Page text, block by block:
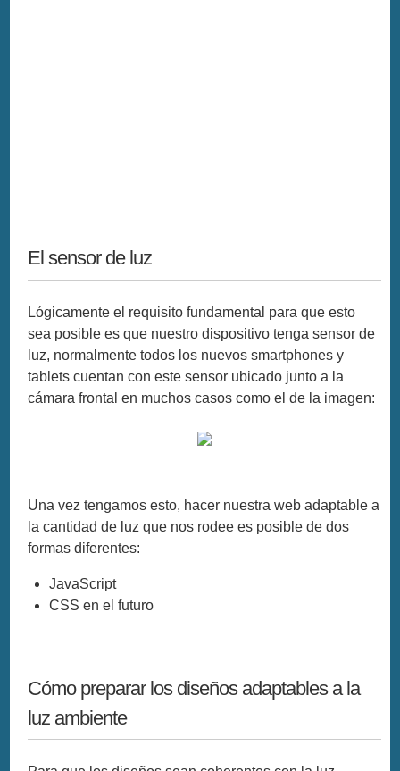
El sensor de luz
Lógicamente el requisito fundamental para que esto
sea posible es que nuestro dispositivo tenga sensor de
luz, normalmente todos los nuevos smartphones y
tablets cuentan con este sensor ubicado junto a la
cámara frontal en muchos casos como el de la imagen:
Una vez tengamos esto, hacer nuestra web adaptable a
la cantidad de luz que nos rodee es posible de dos
formas diferentes:
JavaScript
CSS en el futuro
Cómo preparar los diseños adaptables a la
luz ambiente